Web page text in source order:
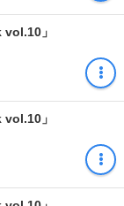
」
」